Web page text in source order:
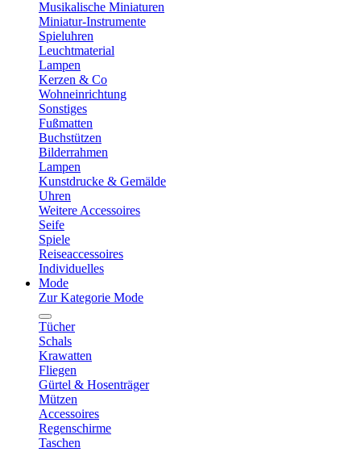
Musikalische Miniaturen
Miniatur-Instrumente
Spieluhren
Leuchtmaterial
Lampen
Kerzen & Co
Wohneinrichtung
Sonstiges
Fußmatten
Buchstützen
Bilderrahmen
Lampen
Kunstdrucke & Gemälde
Uhren
Weitere Accessoires
Seife
Spiele
Reiseaccessoires
Individuelles
Mode
Zur Kategorie Mode
Tücher
Schals
Krawatten
Fliegen
Gürtel & Hosenträger
Mützen
Accessoires
Regenschirme
Taschen